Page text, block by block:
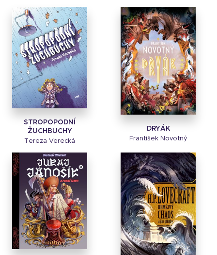
STROPOPODNÍ
ŽUCHBUCHY
Tereza Verecká
DRYÁK
František Novotný